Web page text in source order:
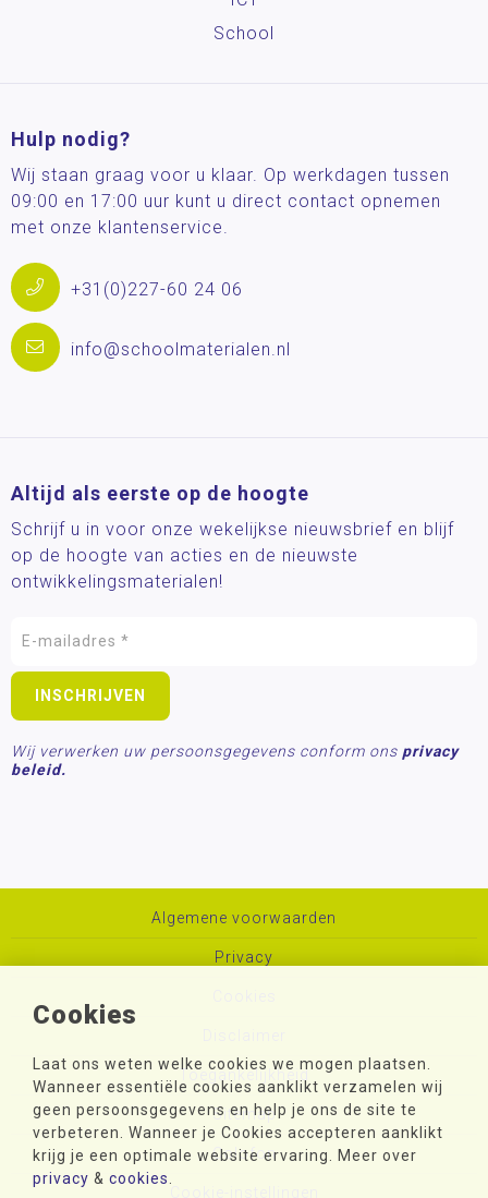
Cookies
Laat ons weten welke cookies we mogen plaatsen.
Wanneer essentiële cookies aanklikt verzamelen wij
geen persoonsgegevens en help je ons de site te
verbeteren. Wanneer je Cookies accepteren aanklikt
krijg je een optimale website ervaring. Meer over
privacy & cookies
School
Hulp nodig?
Wij staan graag voor u klaar. Op werkdagen tussen
09:00 en 17:00 uur kunt u direct contact opnemen
met onze klantenservice.
+31(0)227-60 24 06
info@schoolmaterialen.nl
Altijd als eerste op de hoogte
Schrijf u in voor onze wekelijkse nieuwsbrief en blijf
op de hoogte van acties en de nieuwste
ontwikkelingsmaterialen!
Wij verwerken uw persoonsgegevens conform ons privacy
beleid.
Algemene voorwaarden
Privacy
Toegankelijkheid
Sitemap
Colofon